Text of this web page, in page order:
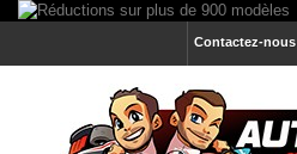
Contactez-nous